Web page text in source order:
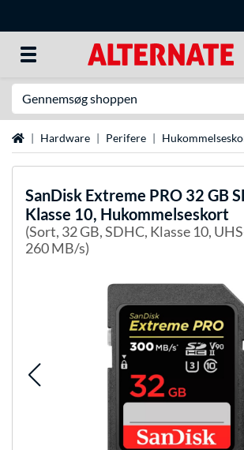
StartsideHardware Perifere
SanDisk Extreme PRO 32 GB
Klasse 10, Hukommelseskort
(Sort, 32 GB, SDHC, Klasse 10,
260 MB/s)